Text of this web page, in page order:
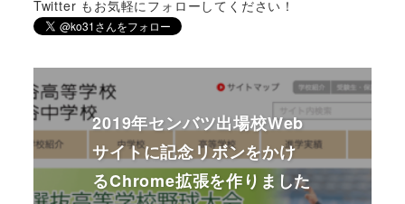
Twitter もお気軽にフォローしてください！